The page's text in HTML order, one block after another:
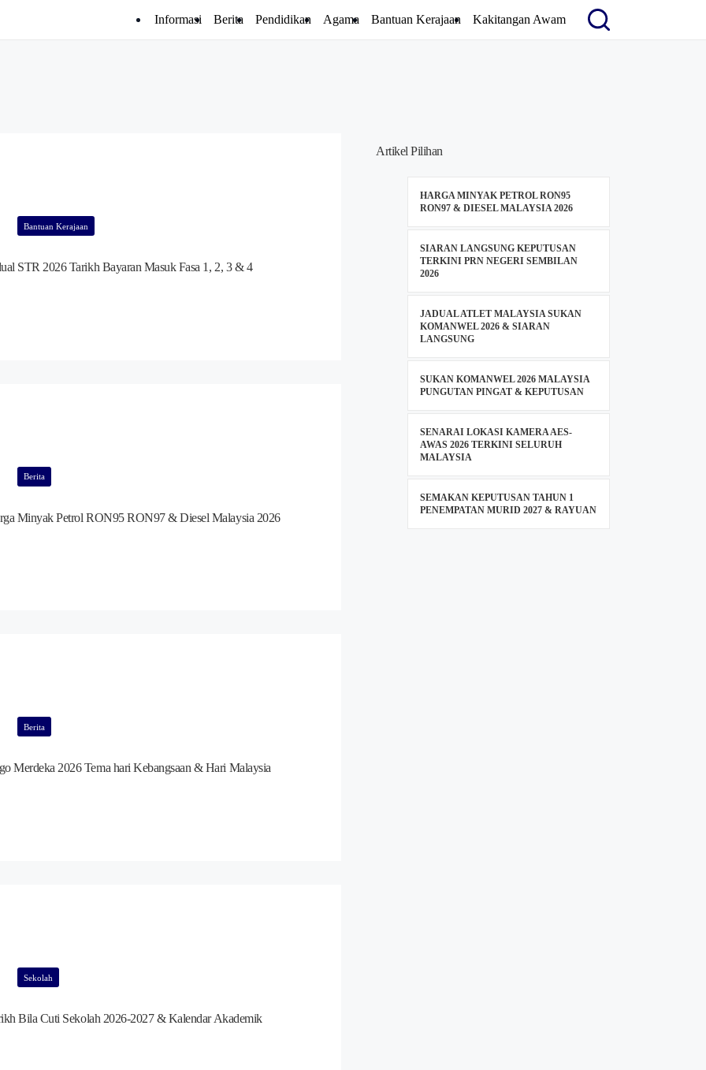
Informasi Berita Pendidikan Agama Bantuan Kerajaan Kakitangan Awam
Bantuan Kerajaan
STR 2026 Tarikh Bayaran Masuk Fasa 1, 2, 3 & 4
Berita
Minyak Petrol RON95 RON97 & Diesel Malaysia 2026
Berita
Merdeka 2026 Tema hari Kebangsaan & Hari Malaysia
Sekolah
Bila Cuti Sekolah 2026-2027 & Kalendar Akademik
Artikel Pilihan
HARGA MINYAK PETROL RON95
RON97 & DIESEL MALAYSIA 2026
SIARAN LANGSUNG KEPUTUSAN
TERKINI PRN NEGERI SEMBILAN
2026
JADUAL ATLET MALAYSIA SUKAN
KOMANWEL 2026 & SIARAN
LANGSUNG
SUKAN KOMANWEL 2026 MALAYSIA
PUNGUTAN PINGAT & KEPUTUSAN
SENARAI LOKASI KAMERA AES-
AWAS 2026 TERKINI SELURUH
MALAYSIA
SEMAKAN KEPUTUSAN TAHUN 1
PENEMPATAN MURID 2027 & RAYUAN